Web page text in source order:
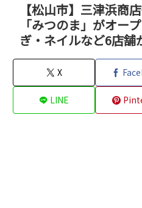
【松山市】三津浜商
「みつのま」がオー
ぎ・ネイルなど6店舗
X
LINE